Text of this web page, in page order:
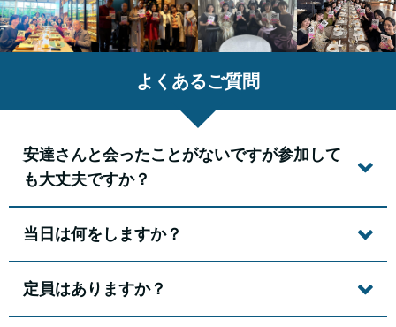
よくあるご質問
安達さんと会ったことがないですが参加して
も大丈夫ですか？
当日は何をしますか？
定員はありますか？